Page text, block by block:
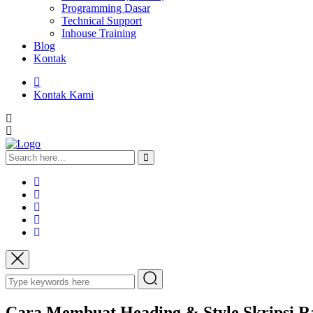
Programming Dasar
Technical Support
Inhouse Training
Blog
Kontak
Kontak Kami